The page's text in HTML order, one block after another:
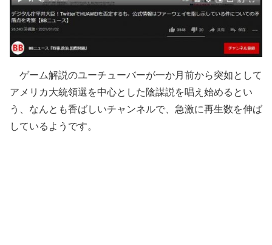
ゲーム解説のユーチューバーが一か月前から突如として
アメリカ大統領選を中心とした陰謀説を唱え始めるとい
う、なんとも香ばしいチャンネルで、急激に再生数を伸ば
しているようです。